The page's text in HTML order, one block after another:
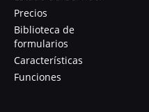
Precios
Biblioteca de
formularios
Características
Funciones